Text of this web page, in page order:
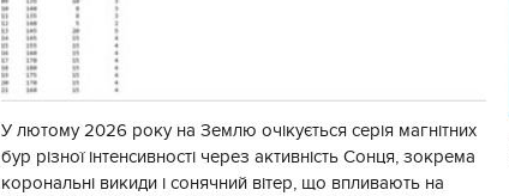
У лютому 2026 року на Землю очікується серія магнітних
бур різної інтенсивності через активність Сонця, зокрема
корональні викиди і сонячний вітер, що впливають на